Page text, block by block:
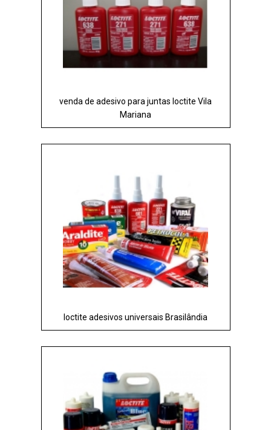
venda de adesivo para juntas loctite Vila
Mariana
loctite adesivos universais Brasilândia